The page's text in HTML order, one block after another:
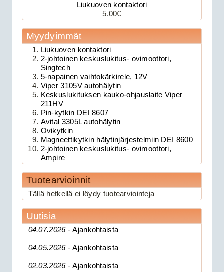
179.00€
Avital 3305L on 2-su...
Clifford 330X1 autohälytin +
ultraääniliikeilmaisin DEI 509U
Clifford 330X1 C...
ultraääniliikeilmaisin DEI 509U
Liukuoven kontaktori
5.00€
Myydyimmät
Liukuoven kontaktori
2-johtoinen keskuslukitus- ovimoottori,
Singtech
5-napainen vaihtokärkirele, 12V
Viper 3105V autohälytin
Keskuslukituksen kauko-ohjauslaite Viper
211HV
Pin-kytkin DEI 8607
Avital 3305L autohälytin
Ovikytkin
Magneettikytkin hälytinjärjestelmiin DEI 8600
2-johtoinen keskuslukitus- ovimoottori,
Ampire
Tuotearvioinnit
Tällä hetkellä ei löydy tuotearviointeja
Uutisia
04.07.2026 -Ajankohtaista
04.05.2026 -Ajankohtaista
02.03.2026 -Ajankohtaista